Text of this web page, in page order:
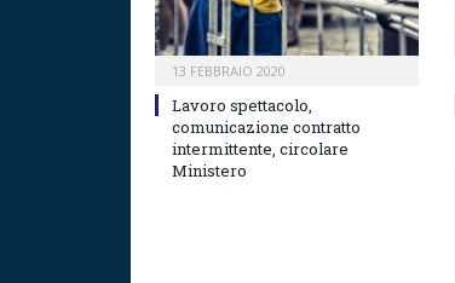
13 FEBBRAIO 2020
Lavoro spettacolo,
comunicazione contratto
intermittente, circolare
Ministero